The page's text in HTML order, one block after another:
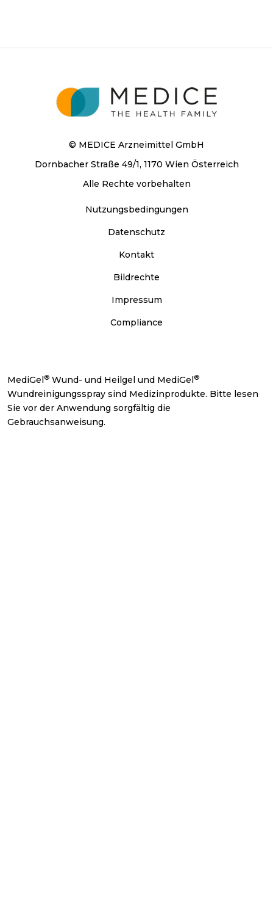
© MEDICE Arzneimittel GmbH
Dornbacher Straße 49/1, 1170 Wien Österreich
Alle Rechte vorbehalten
Nutzungsbedingungen
Datenschutz
Kontakt
Bildrechte
Impressum
Compliance
MediGel ® Wund- und Heilgel und MediGel ®
Wundreinigungsspray sind Medizinprodukte. Bitte lesen
Sie vor der Anwendung sorgfältig die
Gebrauchsanweisung.